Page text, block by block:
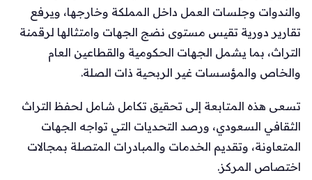
والندوات وجلسات العمل داخل المملكة وخارجها، ويرفع
تقارير دورية تقيس مستوى نضج الجهات وامتثالها لرقمنة
التراث، بما يشمل الجهات الحكومية والقطاعين العام
والخاص والمؤسسات غير الربحية ذات الصلة.
تسعى هذه المتابعة إلى تحقيق تكامل شامل لحفظ التراث
الثقافي السعودي، ورصد التحديات التي تواجه الجهات
المتعاونة، وتقديم الخدمات والمبادرات المتصلة بمجالات
اختصاص المركز.